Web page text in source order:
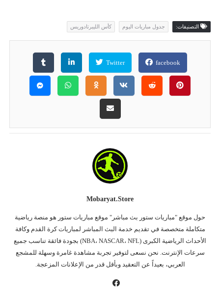
التصنيفات: جدول مباريات اليوم كأس الليبرتادوريس
facebook
Twitter
Mobaryat.store
حول موقع "مباريات ستور بث مباشر" موقع مباريات ستور هو منصة رياضية
متكاملة متخصصة في تقديم خدمة البث المباشر لمباريات كرة القدم وكافة
الأحداث الرياضية الكبرى (NBA، NASCAR، NFL) بجودة فائقة تناسب جميع
سرعات الإنترنت. نحن نسعى لتوفير تجربة مشاهدة غامرة وسهلة للمشجع
العربي، بعيداً عن التعقيد وبأقل قدر من الإعلانات المزعجة.